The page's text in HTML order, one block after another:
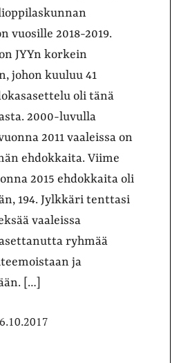
vuosille 2018-2019.
JYYn korkein
johon kuuluu 41
oli tänä
2000-luvulla
2011 vaaleissa on
ehdokkaita. Viime
2015 ehdokkaita oli
194. Jylkkäri tenttasi
vaaleissa
ryhmää
ja
[…]